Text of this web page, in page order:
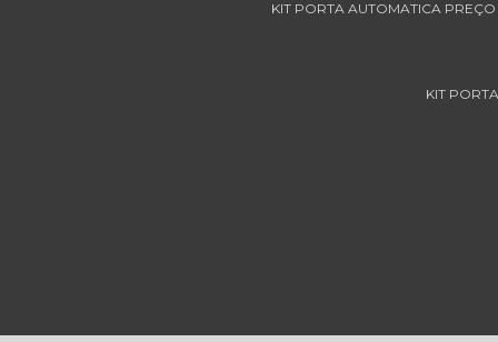
KIT PORTA AUTOMATICA PREÇO
KIT